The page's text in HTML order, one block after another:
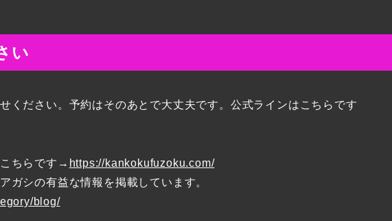
い
ください。予約はそのあとで大丈夫です。公式ラインはこちらです
ちらです→ https://kankokufuzoku.com/
ガシの有益な情報を掲載しています。
blog/